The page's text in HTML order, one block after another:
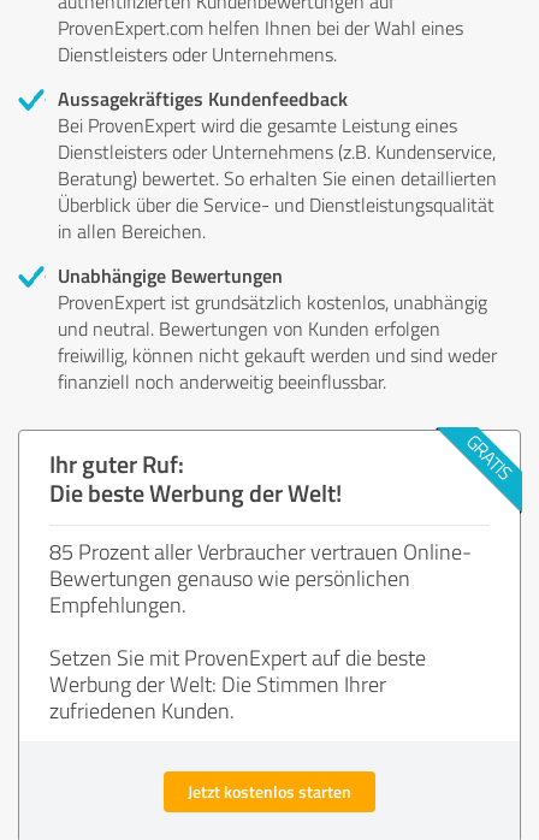
ProvenExpert.com helfen Ihnen bei der Wahl eines
Dienstleisters oder Unternehmens.
Aussagekräftiges Kundenfeedback
Bei ProvenExpert wird die gesamte Leistung eines
Dienstleisters oder Unternehmens (z.B. Kundenservice,
Beratung) bewertet. So erhalten Sie einen detaillierten
Überblick über die Service- und Dienstleistungsqualität
in allen Bereichen.
Unabhängige Bewertungen
ProvenExpert ist grundsätzlich kostenlos, unabhängig
und neutral. Bewertungen von Kunden erfolgen
freiwillig, können nicht gekauft werden und sind weder
finanziell noch anderweitig beeinflussbar.
Ihr guter Ruf:
Die beste Werbung der Welt!
85 Prozent aller Verbraucher vertrauen Online-
Bewertungen genauso wie persönlichen
Empfehlungen.
Setzen Sie mit ProvenExpert auf die beste
Werbung der Welt: Die Stimmen Ihrer
zufriedenen Kunden.
Jetzt kostenlos starten